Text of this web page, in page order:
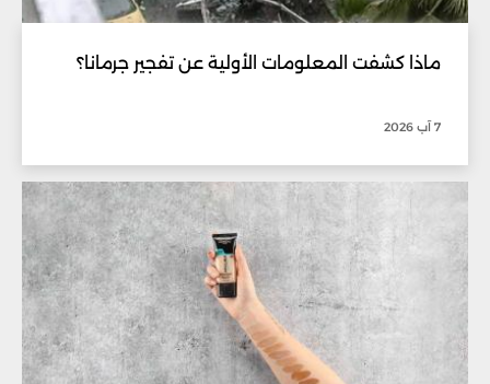
ماذا كشفت المعلومات الأولية عن تفجير جرمانا؟
7 آب 2026